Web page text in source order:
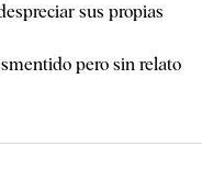
sus propias
pero sin relato